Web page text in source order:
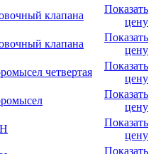
клапана
Показать
цену
клапана
Показать
цену
четвертая
Показать
цену
Показать
цену
Показать
цену
Показать